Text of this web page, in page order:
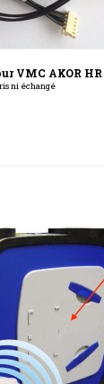
VMC AKOR HR
ni échangé